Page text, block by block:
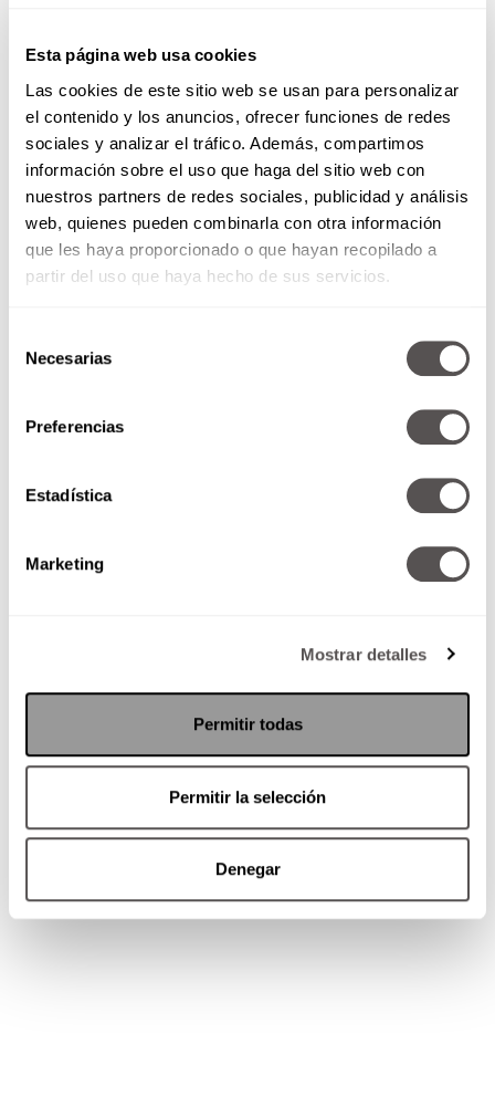
Esta página web usa cookies
Las cookies de este sitio web se usan para personalizar
el contenido y los anuncios, ofrecer funciones de redes
sociales y analizar el tráfico. Además, compartimos
información sobre el uso que haga del sitio web con
nuestros partners de redes sociales, publicidad y análisis
web, quienes pueden combinarla con otra información
que les haya proporcionado o que hayan recopilado a
partir del uso que haya hecho de sus servicios.
Necesarias
Preferencias
Estadística
Marketing
Mostrar detalles
Permitir todas
Permitir la selección
Denegar
no los reciben, pueden sentirse
molestos. Dependen de lavalidación externa
para mantener suautoestima
demás
molestarse cuando no se les concede lo que
quieren. También pueden ver a los demás como
Explotación a los demás
Usan a las personas para obtener lo que desean
sin considerar cómo esto afecta a los demás.
Puedenmanipular, mentiroaprovecharse